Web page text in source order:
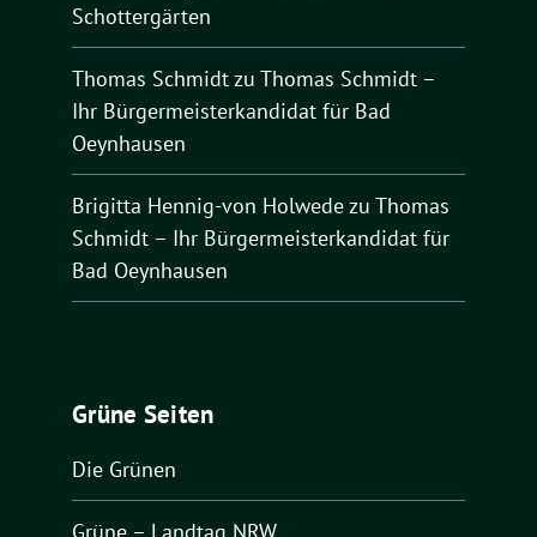
Schottergärten
Thomas Schmidtzu Thomas Schmidt –
Ihr Bürgermeisterkandidat für Bad
Oeynhausen
Brigitta Hennig-von Holwedezu Thomas
Schmidt – Ihr Bürgermeisterkandidat für
Bad Oeynhausen
Grüne Seiten
Die Grünen